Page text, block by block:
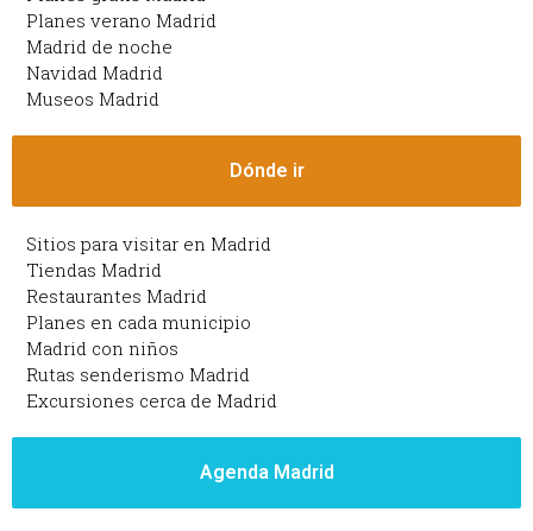
Planes verano Madrid
Madrid de noche
Navidad Madrid
Museos Madrid
Dónde ir
Sitios para visitar en Madrid
Tiendas Madrid
Restaurantes Madrid
Planes en cada municipio
Madrid con niños
Rutas senderismo Madrid
Excursiones cerca de Madrid
Agenda Madrid